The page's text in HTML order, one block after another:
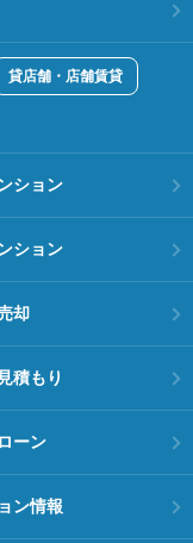
貸店舗・店舗賃貸
ション
ション
却
積もり
ーン
ン情報